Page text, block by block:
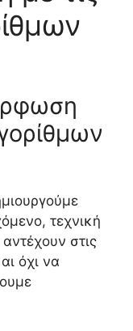
τεχνική
στις
όχι να